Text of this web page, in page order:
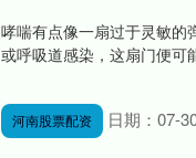
哮喘有点像一扇过于灵敏的
或呼吸道感染，这扇门便可
河南股票配资 日期：07-